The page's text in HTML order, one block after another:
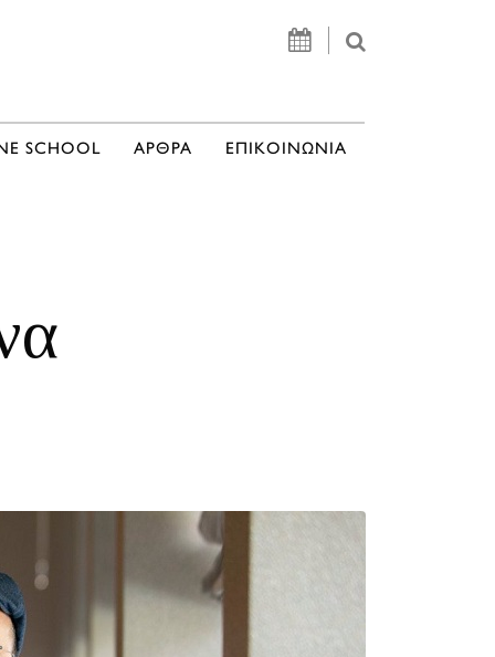
SCHOOL ΑΡΘΡΑ ΕΠΙΚΟΙΝΩΝΙΑ